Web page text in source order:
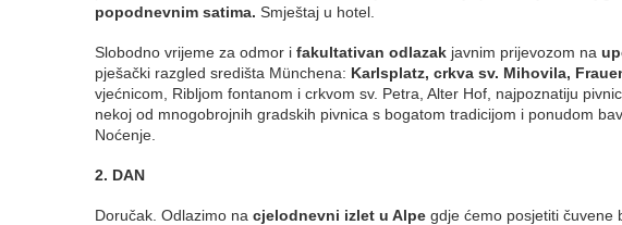
popodnevnim satima. Smještaj u hotel.
Slobodno vrijeme za odmor i fakultativan odlazak javnim prijevozom na
pješački razgled središta Münchena: Karlsplatz, crkva sv. Mihovila,
vjećnicom, Ribljom fontanom i crkvom sv. Petra, Alter Hof, najpoznatiju
nekoj od mnogobrojnih gradskih pivnica s bogatom tradicijom i ponudom
Noćenje.
2. DAN
Doručak. Odlazimo na cjelodnevni izlet u Alpe gdje ćemo posjetiti čuvene